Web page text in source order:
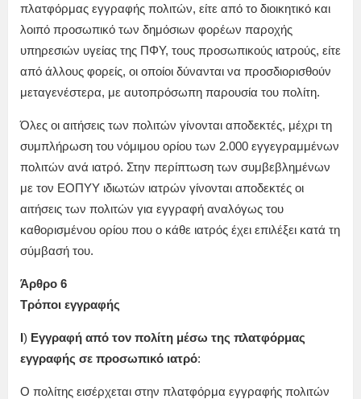
πλατφόρμας εγγραφής πολιτών, είτε από το διοικητικό και
λοιπό προσωπικό των δημόσιων φορέων παροχής
υπηρεσιών υγείας της ΠΦΥ, τους προσωπικούς ιατρούς, είτε
από άλλους φορείς, οι οποίοι δύνανται να προσδιορισθούν
μεταγενέστερα, με αυτοπρόσωπη παρουσία του πολίτη.
Όλες οι αιτήσεις των πολιτών γίνονται αποδεκτές, μέχρι τη
συμπλήρωση του νόμιμου ορίου των 2.000 εγγεγραμμένων
πολιτών ανά ιατρό. Στην περίπτωση των συμβεβλημένων
με τον ΕΟΠΥΥ ιδιωτών ιατρών γίνονται αποδεκτές οι
αιτήσεις των πολιτών για εγγραφή αναλόγως του
καθορισμένου ορίου που ο κάθε ιατρός έχει επιλέξει κατά τη
σύμβασή του.
Άρθρο 6
Τρόποι εγγραφής
Ι) Εγγραφή από τον πολίτη μέσω της πλατφόρμας
εγγραφής σε προσωπικό ιατρό:
Ο πολίτης εισέρχεται στην πλατφόρμα εγγραφής πολιτών